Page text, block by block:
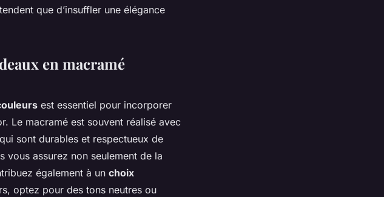
que d’insuffler une élégance
en macramé
est essentiel pour incorporer
Le macramé est souvent réalisé avec
sont durables et respectueux de
vous assurez non seulement de la
également à un choix
optez pour des tons neutres ou